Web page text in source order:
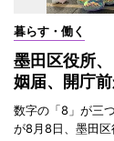
暮らす・働く
墨田区役所
姻届、開庁
数字の「8」が三
が8月8日、墨田区